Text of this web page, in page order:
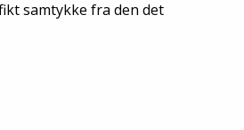
samtykke fra den det